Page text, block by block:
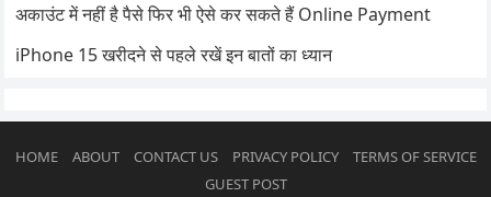
अकाउंट में नहीं है पैसे फिर भी ऐसे कर सकते हैं Online Payment
iPhone 15 खरीदने से पहले रखें इन बातों का ध्यान
HOME ABOUT CONTACT US PRIVACY POLICY
TERMS OF SERVICE
GUEST POST